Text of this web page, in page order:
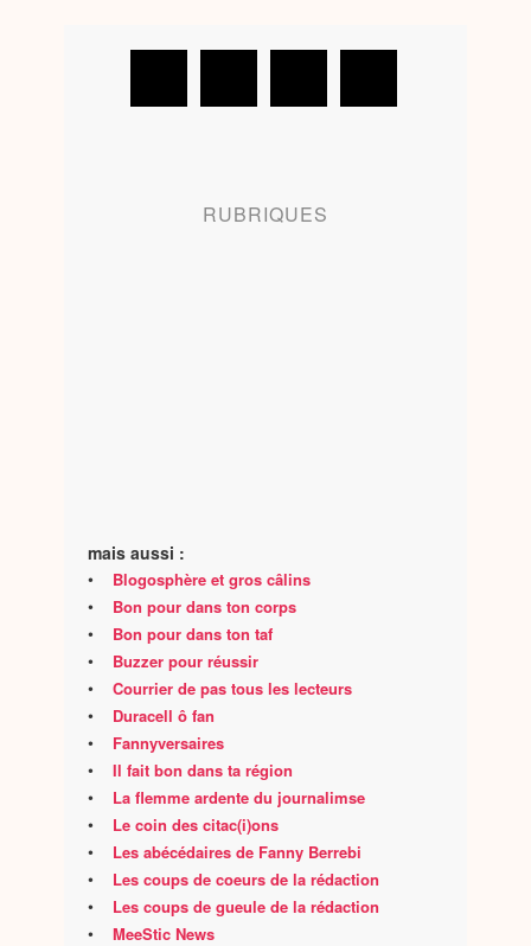
RUBRIQUES
mais aussi :
• Blogosphère et gros câlins
• Bon pour dans ton corps
• Bon pour dans ton taf
• Buzzer pour réussir
• Courrier de pas tous les lecteurs
• Duracell ô fan
• Fannyversaires
• Il fait bon dans ta région
• La flemme ardente du journalimse
• Le coin des citac(i)ons
• Les abécédaires de Fanny Berrebi
• Les coups de coeurs de la rédaction
• Les coups de gueule de la rédaction
• MeeStic News